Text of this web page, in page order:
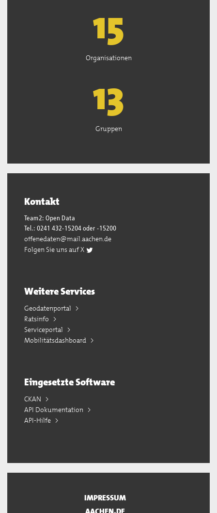
15
Organisationen
13
Gruppen
Kontakt
Team2: Open Data
Tel.: 0241 432-15204 oder -15200
offenedaten@mail.aachen.de
Folgen Sie uns auf X
Weitere Services
Geodatenportal
Ratsinfo
Serviceportal
Mobilitätsdashboard
Eingesetzte Software
CKAN
API Dokumentation
API-Hilfe
IMPRESSUM